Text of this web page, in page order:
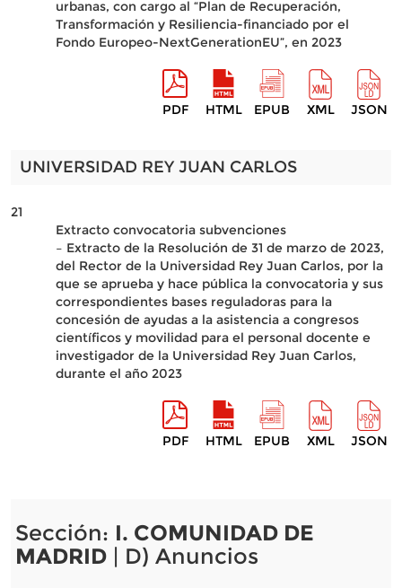
urbanas, con cargo al “Plan de Recuperación,
Transformación y Resiliencia-financiado por el
Fondo Europeo-NextGenerationEU”, en 2023
PDF HTML EPUB XML JSON
UNIVERSIDAD REY JUAN CARLOS
21
Extracto convocatoria subvenciones
– Extracto de la Resolución de 31 de marzo de 2023,
del Rector de la Universidad Rey Juan Carlos, por la
que se aprueba y hace pública la convocatoria y sus
correspondientes bases reguladoras para la
concesión de ayudas a la asistencia a congresos
científicos y movilidad para el personal docente e
investigador de la Universidad Rey Juan Carlos,
durante el año 2023
PDF HTML EPUB XML JSON
Sección: I. COMUNIDAD DE
MADRID| D) Anuncios